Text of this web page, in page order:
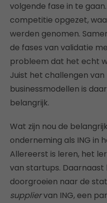
volgende fase in te
competitie opgezet,
werden genomen.
de fases van validatie
probleem dat het echt
Juist het challengen
businessmodellen is
belangrijk.
Wat zijn nou de
onderneming als ING in
Allereerst is leren, het
van startups.
doorgroeien naar de
suppliervan ING, een